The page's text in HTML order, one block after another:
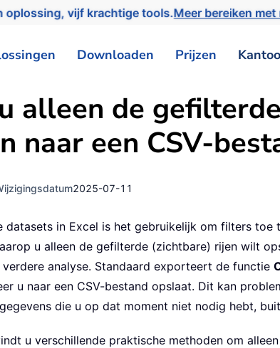
vijf krachtige tools.Meer bereiken
Downloaden Prijzen
alleen de
naar een CSV-
2025-07-11
datasets in Excel is het gebruikelijk om filters
u alleen de gefilterde (zichtbare) rijen wilt
analyse. Standaard exporteert de functie
u naar een CSV-bestand opslaat. Dit kan
die u op dat moment niet nodig hebt,
u verschillende praktische methoden om